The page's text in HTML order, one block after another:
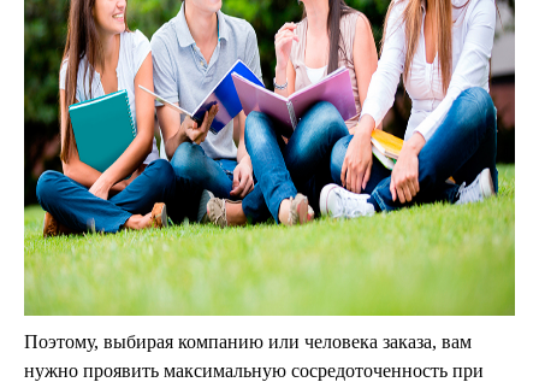
Поэтому, выбирая компанию или человека заказа, вам
нужно проявить максимальную сосредоточенность при